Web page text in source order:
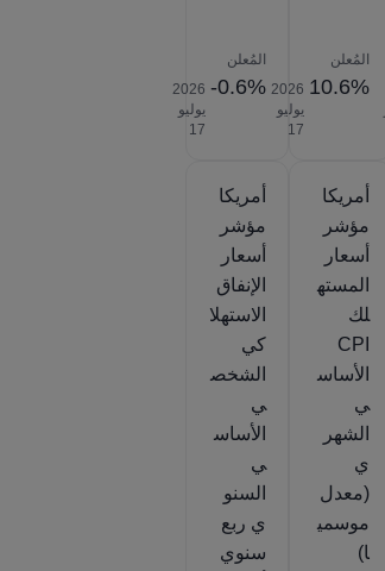
المُعلن
10.6%
2026‎
يوليو
‎17
المُعلن
-0.6%
2026‎
يوليو
‎17
أمريكا
مؤشر
أسعار
المسته
لك
CPI
الأساس
ي
الشهر
ي
(معدل
موسمي
ا)
أمريكا
مؤشر
أسعار
الإنفاق
الاستهلا
كي
الشخص
ي
الأساس
ي
السنو
ي ربع
سنوي